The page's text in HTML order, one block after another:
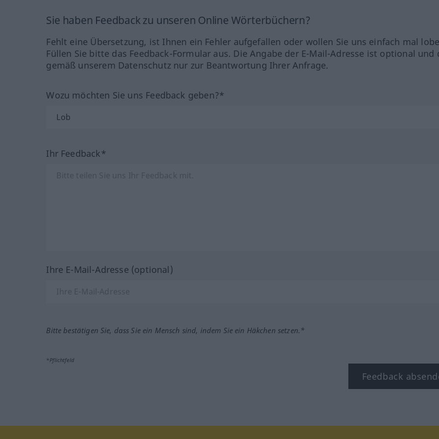
Sie haben Feedback zu unseren Online Wörterbüchern?
Fehlt eine Übersetzung, ist Ihnen ein Fehler aufgefallen oder wollen Sie uns einfach mal
Füllen Sie bitte das Feedback-Formular aus. Die Angabe der E-Mail-Adresse ist optional und
gemäß unserem Datenschutz nur zur Beantwortung Ihrer Anfrage.
Wozu möchten Sie uns Feedback geben?*
Ihr Feedback*
Ihre E-Mail-Adresse (optional)
Bitte bestätigen Sie, dass Sie ein Mensch sind, indem Sie ein Häkchen setzen.*
*Pflichtfeld
Feedback